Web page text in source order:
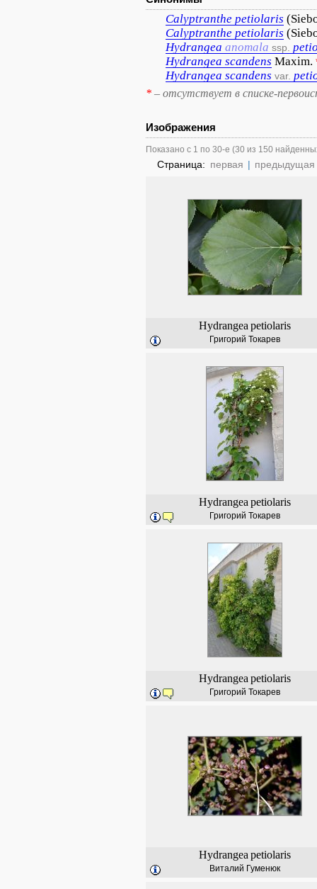
Calyptranthe petiolaris
Calyptranthe petiolaris
Hydrangea anomala ssp.
Hydrangea scandens Maxim.
Hydrangea scandens var.
* – отсутствует в списке-
Изображения
Показано с 1 по 30-е (30 из 150
Страница: первая | предыдущая
Hydrangea petiolaris
Григорий Токарев
Hydrangea petiolaris
Григорий Токарев
Hydrangea petiolaris
Григорий Токарев
Hydrangea petiolaris
Виталий Гуменюк